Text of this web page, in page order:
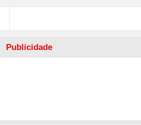
Publicidade